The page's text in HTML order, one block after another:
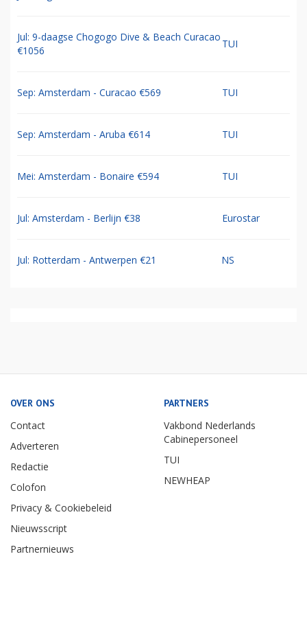
Jul: 9-daagse Chogogo Dive & Beach Curacao
€1056
TUI
Sep: Amsterdam - Curacao €569 TUI
Sep: Amsterdam - Aruba €614 TUI
Mei: Amsterdam - Bonaire €594 TUI
Jul: Amsterdam - Berlijn €38 Eurostar
Jul: Rotterdam - Antwerpen €21 NS
OVER ONS
Contact
Adverteren
Redactie
Colofon
Privacy & Cookiebeleid
Nieuwsscript
Partnernieuws
PARTNERS
Vakbond Nederlands
Cabinepersoneel
TUI
NEWHEAP